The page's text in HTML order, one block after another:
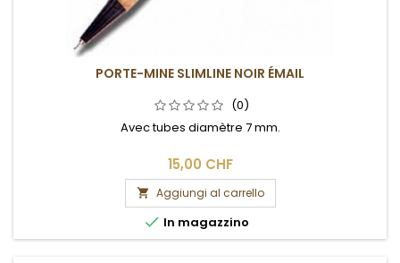
PORTE-MINE SLIMLINE NOIR ÉMAIL
(0)
Avec tubes diamètre 7 mm.
15,00 CHF
 Aggiungi al carrello
 In magazzino